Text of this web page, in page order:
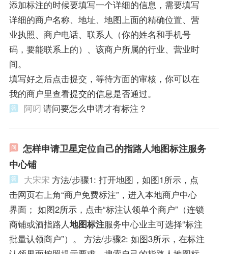
添加标注的时候要填写一个详细的信息，需要填写
详细的商户名称、地址、地图上面的精确位置、营
业执照、商户电话、联系人（你的姓名和手机号
码，要能联系上的）、该商户所属的行业、营业时
间。
填写好之后点击提交，等待方面的审核，你可以在
我的商户里查看提交的信息是否通过。
阿叼 请问要怎么申请才有标注？
怎样申请卫星定位自己的指路人地图标注服务
中心铺
大宋宋 方法/步骤1: 打开地图，如图1所示，点
击网页右上角“商户免费标注”，进入本地商户中心
界面； 如图2所示，点击“标注认领单个商户”（连锁
商铺或酒指路人地图标注服务中心业主可选择“标注
批量认领商户”）。 方法/步骤2: 如图3所示，在标注